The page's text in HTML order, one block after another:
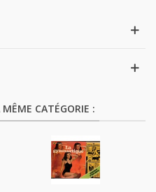
CATÉGORIE :